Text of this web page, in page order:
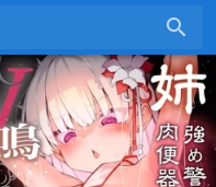
search